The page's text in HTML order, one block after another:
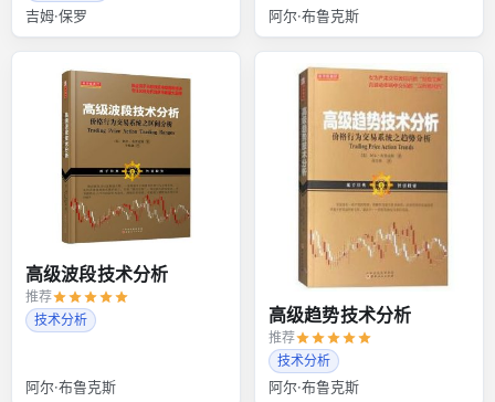
吉姆·保罗 阿尔·布鲁克斯
高级波段技术分析
推荐
技术分析
阿尔·布鲁克斯
高级趋势技术分析
推荐
技术分析
阿尔·布鲁克斯